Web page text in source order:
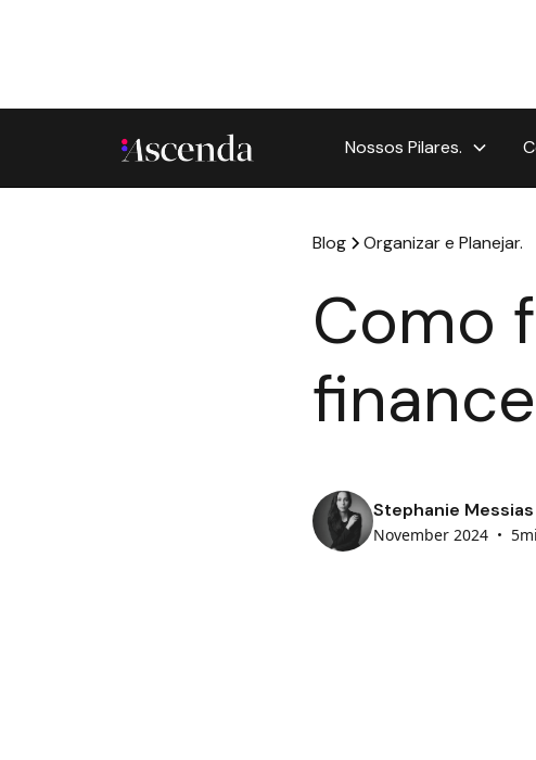
Nossos Pilares.
Blog Organizar e Planejar.
Como
Stephanie
November 2024 •